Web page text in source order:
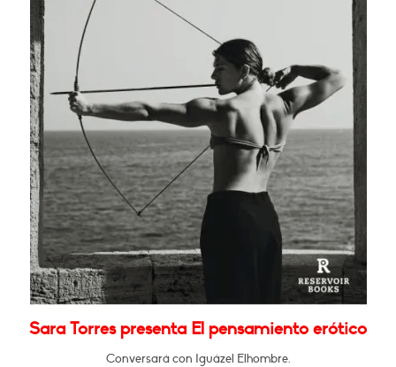
Sara Torres presenta El pensamiento erótico
Conversará con Iguázel Elhombre.